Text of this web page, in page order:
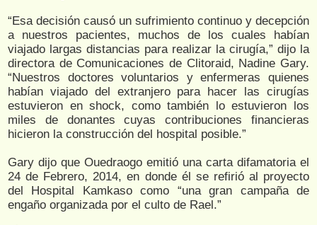
“Esa decisión causó un sufrimiento continuo y decepción
a nuestros pacientes, muchos de los cuales habían
viajado largas distancias para realizar la cirugía,” dijo la
directora de Comunicaciones de Clitoraid, Nadine Gary.
“Nuestros doctores voluntarios y enfermeras quienes
habían viajado del extranjero para hacer las cirugías
estuvieron en shock, como también lo estuvieron los
miles de donantes cuyas contribuciones financieras
hicieron la construcción del hospital posible.”
Gary dijo que Ouedraogo emitió una carta difamatoria el
24 de Febrero, 2014, en donde él se refirió al proyecto
del Hospital Kamkaso como “una gran campaña de
engaño organizada por el culto de Rael.”